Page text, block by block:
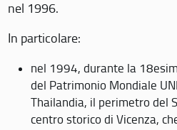
nel 1996.
In particolare:
nel 1994, durante la
del Patrimonio Mondiale
Thailandia, il perimetro del
centro storico di Vicenza,